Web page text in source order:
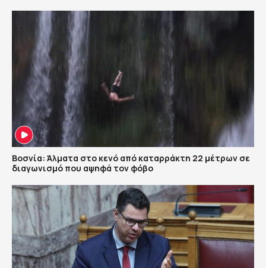
Βοσνία: Άλματα στο κενό από καταρράκτη 22 μέτρων σε
διαγωνισμό που αψηφά τον φόβο